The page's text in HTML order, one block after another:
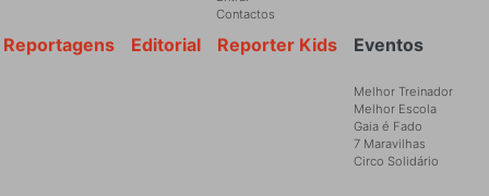
Contactos
Eventos
Melhor Treinador
Melhor Escola
Gaia é Fado
7 Maravilhas
Circo Solidário
Reporter Kids
Editorial
Reportagens